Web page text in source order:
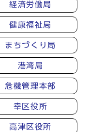
経済労働局
健康福祉局
まちづくり局
港湾局
危機管理本部
幸区役所
高津区役所